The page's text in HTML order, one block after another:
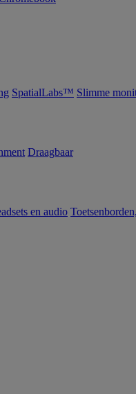
SpatialLabs™ Slimme
Draagbaar
en audio